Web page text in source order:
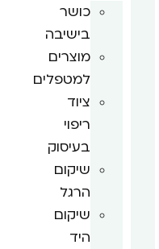
כושר
בישיבה
מוצרים
למטפלים
ציוד
ריפוי
בעיסוק
שיקום
הרגל
שיקום
היד